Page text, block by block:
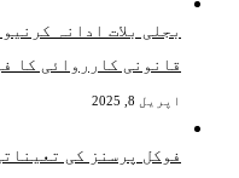
بجلی بلات ادانہ
قانونی کارروائی کا
اپریل 8, 2025
فوکل پرسنز کی